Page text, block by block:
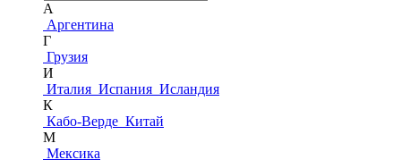
А
Аргентина
Г
Грузия
И
Италия Испания Исландия
К
Кабо-Верде Китай
М
Мексика